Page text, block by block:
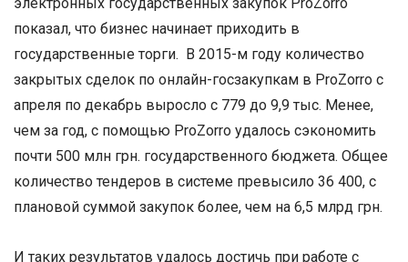
показал, что бизнес начинает приходить в
государственные торги. В 2015-м году количество
закрытых сделок по онлайн-госзакупкам в ProZorro с
апреля по декабрь выросло с 779 до 9,9 тыс. Менее,
чем за год, с помощью ProZorro удалось сэкономить
почти 500 млн грн. государственного бюджета. Общее
количество тендеров в системе превысило 36 400, с
плановой суммой закупок более, чем на 6,5 млрд грн.
И таких результатов удалось достичь при работе с